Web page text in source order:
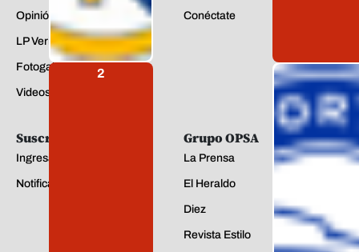
2
Opinión
LP Verifica
Fotogalerías
Videos
Conéctate
Suscríbete
Ingresar
Notificaciones
Grupo OPSA
La Prensa
El Heraldo
Diez
Revista Estilo